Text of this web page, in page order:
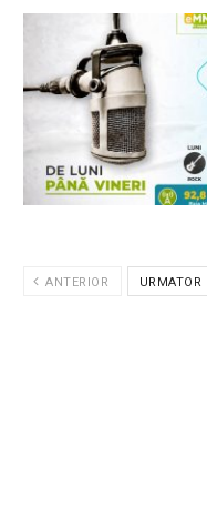
ANTERIOR URMATOR